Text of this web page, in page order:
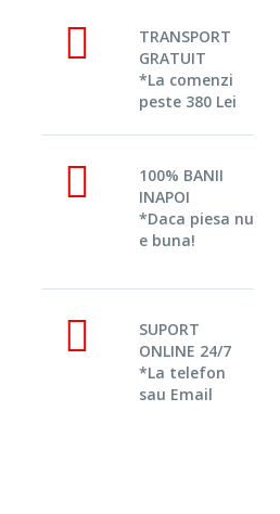
TRANSPORT
GRATUIT
*La comenzi
peste 380 Lei
100% BANII
INAPOI
*Daca piesa nu
e buna!
SUPORT
ONLINE 24/7
*La telefon
sau Email